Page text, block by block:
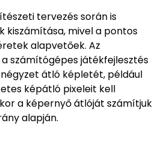
tervezés során is
kiszámítása, mivel a pontos
alapvetőek. Az
számítógépes játékfejlesztés
átló képletét, például
képátló pixeleit kell
a képernyő átlóját számítjuk
alapján.